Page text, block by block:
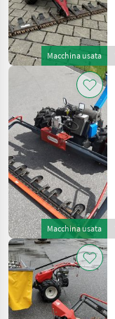
Macchina usata
Macchina usata